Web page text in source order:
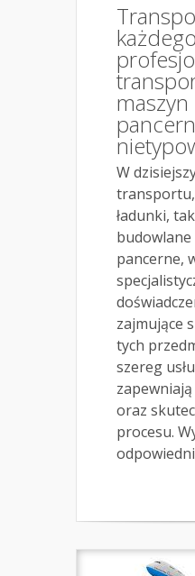
maszyn
W
ładunki,
budowlane
pancerne,
zajmujące
tych
szereg
oraz
procesu.